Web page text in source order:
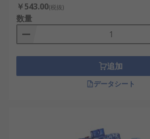
￥543.00(税抜)
数量
追加
データシート